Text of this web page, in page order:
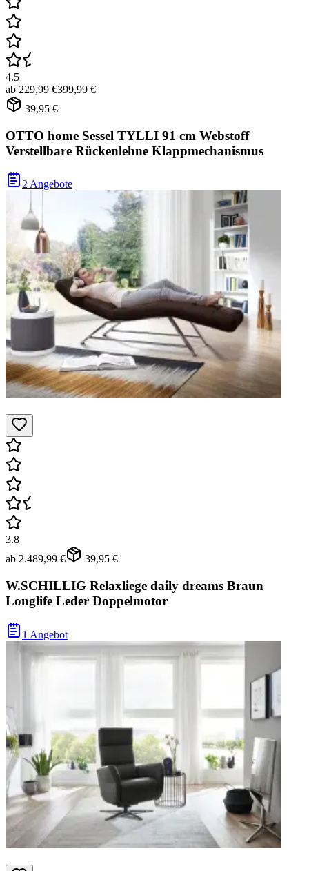
4.5
ab 229,99 €399,99 €
39,95 €
OTTO home Sessel TYLLI 91 cm Webstoff
Verstellbare Rückenlehne Klappmechanismus
2 Angebote
3.8
ab 2.489,99 € 39,95 €
W.SCHILLIG Relaxliege daily dreams Braun
Longlife Leder Doppelmotor
1 Angebot